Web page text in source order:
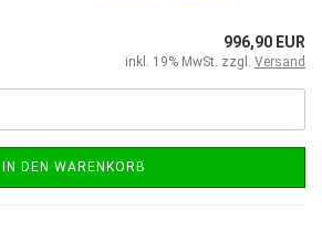
996,90 EUR
inkl. 19% MwSt. zzgl. Versand
IN DEN WARENKORB